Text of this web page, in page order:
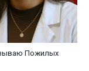
Пожилых